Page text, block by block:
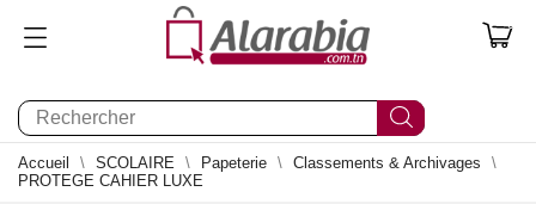
0
Accueil SCOLAIRE Papeterie
Classements & Archivages
PROTEGE CAHIER LUXE